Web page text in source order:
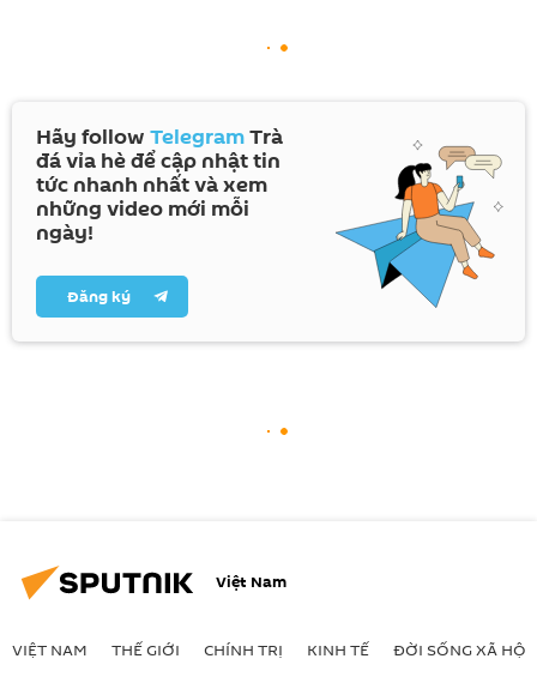
Hãy follow TelegramTrà
đá vỉa hè để cập nhật tin
tức nhanh nhất và xem
những video mới mỗi
ngày!
Đăng ký
Việt Nam
VIỆT NAM THẾ GIỚI CHÍNH TRỊ KINH TẾ ĐỜI SỐNG XÃ HỘI